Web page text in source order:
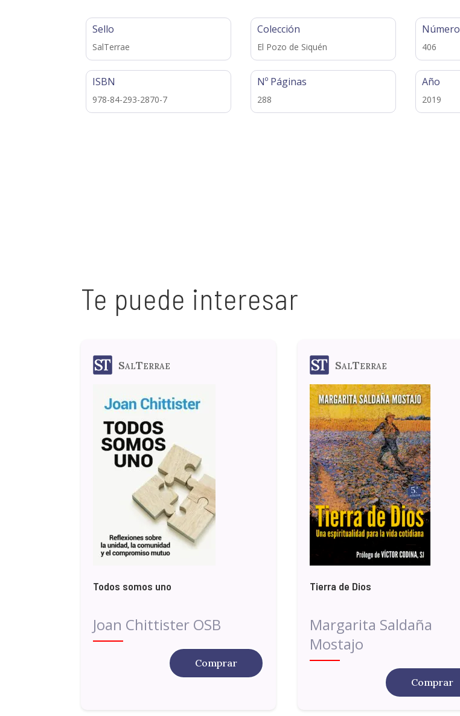
Sello
SalTerrae
ISBN
978-84-293-2870-7
Colección
El Pozo de Siquén
Nº Páginas
288
Número
406
Año
2019
Te puede interesar
SalTerrae
Todos somos uno
Joan Chittister OSB
Comprar
SalTerrae
Tierra de Dios
Margarita Saldaña
Mostajo
Comprar